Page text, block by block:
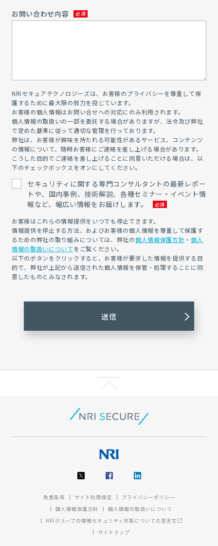
お問い合わせ内容
NRIセキュアテクノロジーズは、お客様のプライバシーを尊重して保
護するために最大限の努力を投じています。
お客様の個人情報はお問い合せへの対応にのみ利用されます。
個人情報の取扱いの一部を委託する場合がありますが、法令及び弊社
で定めた基準に従って適切な管理を行っております。
弊社は、お客様が興味を持たれる可能性があるサービス、コンテンツ
の情報について、随時お客様にご連絡を差し上げる場合があります。
こうした目的でご連絡を差し上げることに同意いただける場合は、以
下のチェックボックスをオンにしてください。
セキュリティに関する専門コンサルタントの最新レポー
トや、国内事例、技術解説、各種セミナー・イベント情
報など、幅広い情報をお届けします。
お客様はこれらの情報提供をいつでも停止できます。
情報提供を停止する方法、およびお客様の個人情報を尊重して保護す
るための弊社の取り組みについては、弊社の個人情報保護方針 ・個人
情報の取扱いについてをご覧ください。
以下のボタンをクリックすると、お客様が要求した情報を提供する目
的で、弊社が上記から送信された個人情報を保管・処理することに同
意したものとみなされます。
免責条項 サイト利用規定
プライバシーポリシー
個人情報保護方針
個人情報の取扱いについて
NRIグループの情報セキュリティ対策についての宣言文
サイトマップ